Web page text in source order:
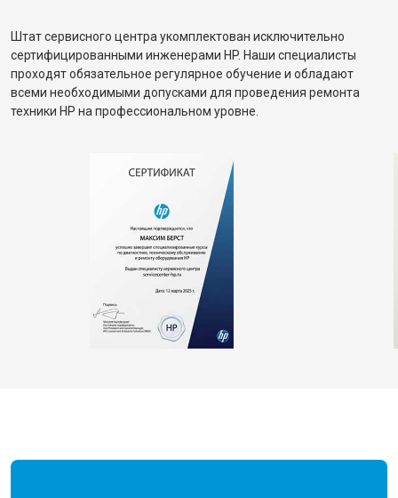
Штат сервисного центра укомплектован исключительно
сертифицированными инженерами HP. Наши специалисты
проходят обязательное регулярное обучение и обладают
всеми необходимыми допусками для проведения ремонта
техники HP на профессиональном уровне.